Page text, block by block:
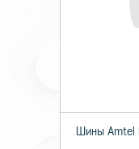
Шины Amtel